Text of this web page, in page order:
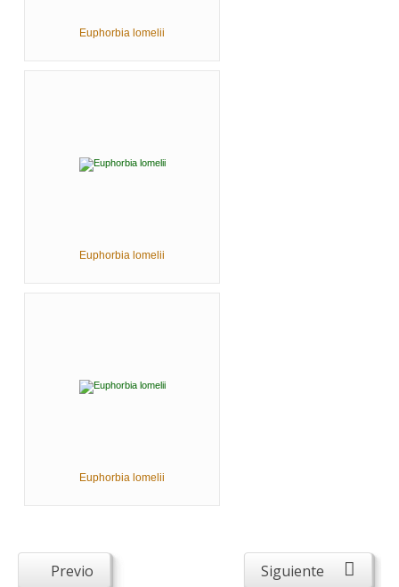
Euphorbia lomelii
Euphorbia lomelii
Euphorbia lomelii
Previo Siguiente